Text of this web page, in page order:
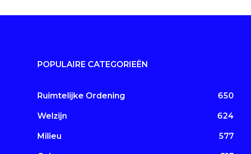
POPULAIRE CATEGORIEËN
Ruimtelijke Ordening 650
Welzijn 624
Milieu 577